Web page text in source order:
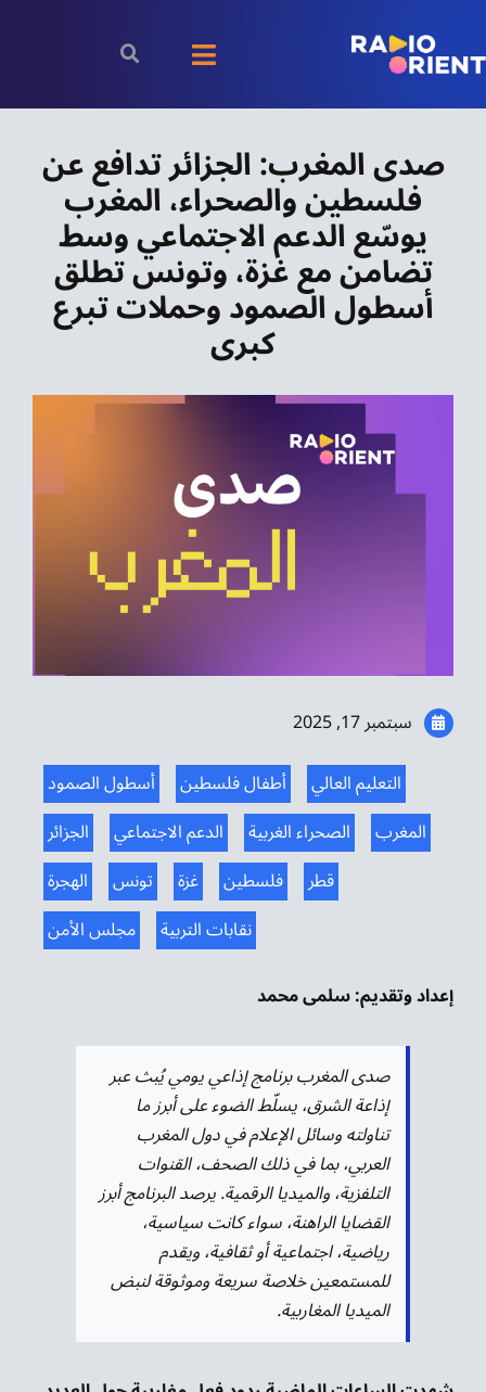
content
Toggle
Navigation
بودكاست
الأخبار
رياضة
موسيقى الشرق
صدى المغرب: الجزائر تدافع عن
فلسطين والصحراء، المغرب
يوسّع الدعم الاجتماعي وسط
تضامن مع غزة، وتونس تطلق
أسطول الصمود وحملات تبرع
كبرى
سبتمبر 17, 2025
أسطول الصمود
أطفال فلسطين
التعليم العالي
الجزائر
الدعم الاجتماعي الصحراء الغربية
المغرب
الهجرة
تونس غزة فلسطين
قطر
مجلس الأمن
نقابات التربية
إعداد وتقديم: سلمى محمد
صدى المغرب برنامج إذاعي يومي يُبث عبر
إذاعة الشرق، يسلّط الضوء على أبرز ما
تناولته وسائل الإعلام في دول المغرب
العربي، بما في ذلك الصحف، القنوات
التلفزية، والميديا الرقمية. يرصد البرنامج أبرز
القضايا الراهنة، سواء كانت سياسية،
رياضية، اجتماعية أو ثقافية، ويقدم
للمستمعين خلاصة سريعة وموثوقة لنبض
الميديا المغاربية.